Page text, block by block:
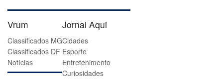
Vrum
Classificados MG
Classificados DF
Notícias
Jornal Aqui
Cidades
Esporte
Entretenimento
Curiosidades